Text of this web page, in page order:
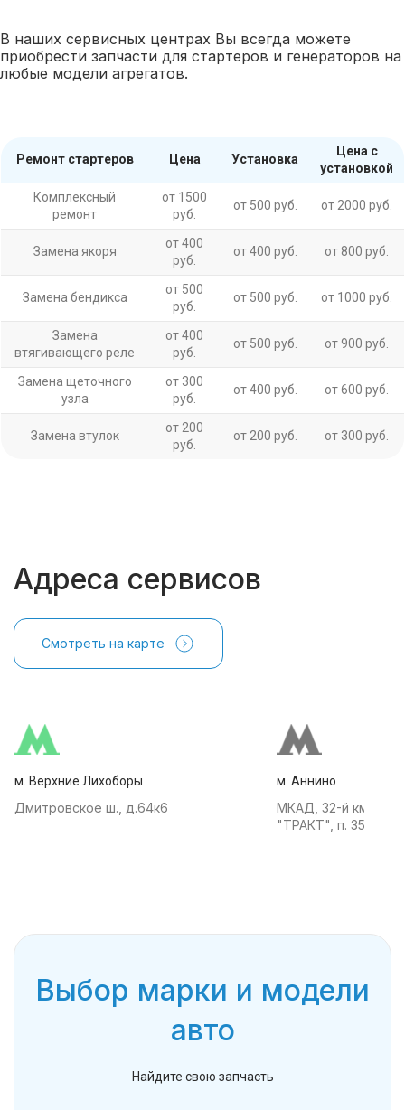
В наших сервисных центрах Вы всегда можете
приобрести запчасти для стартеров и генераторов на
любые модели агрегатов.
Ремонт стартеров Цена Установка
Цена с
установкой
Комплексный
ремонт
от 1500
руб.
от 500 руб. от 2000 руб.
Замена якоря
от 400
руб.
от 400 руб. от 800 руб.
Замена бендикса
от 500
руб.
от 500 руб. от 1000 руб.
Замена
втягивающего реле
от 400
руб.
от 500 руб. от 900 руб.
Замена щеточного
узла
от 300
руб.
от 400 руб. от 600 руб.
Замена втулок
от 200
руб.
от 200 руб. от 300 руб.
Адреса сервисов
Смотреть на карте
м. Верхние Лихоборы
Дмитровское ш., д.64к6
м. Аннино
МКАД, 32-й км, АТК
"ТРАКТ", п. 35
Выбор марки и модели
авто
Найдите свою запчасть